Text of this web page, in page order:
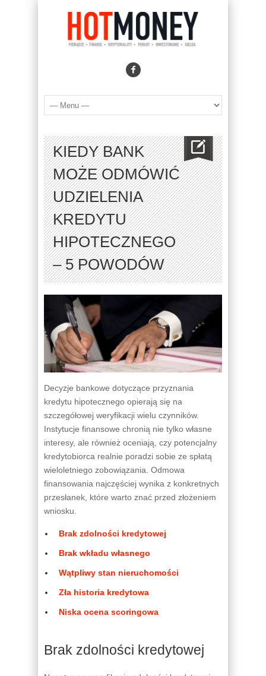
KIEDY BANK
MOŻE ODMÓWIĆ
UDZIELENIA
KREDYTU
HIPOTECZNEGO
– 5 POWODÓW
Decyzje bankowe dotyczące przyznania
kredytu hipotecznego opierają się na
szczegółowej weryfikacji wielu czynników.
Instytucje finansowe chronią nie tylko własne
interesy, ale również oceniają, czy potencjalny
kredytobiorca realnie poradzi sobie ze spłatą
wieloletniego zobowiązania. Odmowa
finansowania najczęściej wynika z konkretnych
przesłanek, które warto znać przed złożeniem
wniosku.
Brak zdolności kredytowej
Brak wkładu własnego
Wątpliwy stan nieruchomości
Zła historia kredytowa
Niska ocena scoringowa
Brak zdolności kredytowej